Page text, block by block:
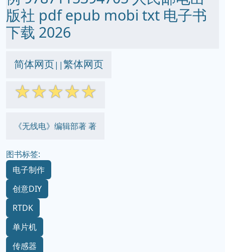
版社 pdf epub mobi txt 电子书
下载 2026
简体网页||繁体网页
☆☆☆☆☆
《无线电》编辑部著 著
图书标签:
电子制作
创意DIY
RTDK
单片机
传感器